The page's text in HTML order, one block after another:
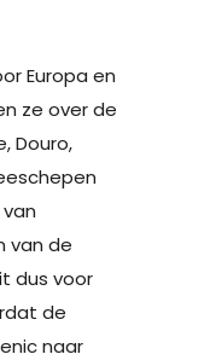
Europa en
ze over de
Douro,
van de
dus voor
de
naar